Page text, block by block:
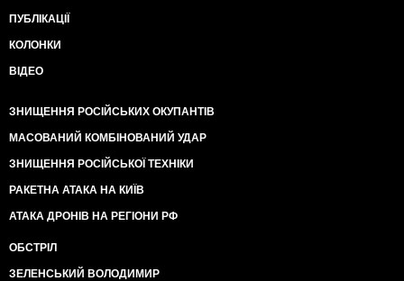
ПУБЛІКАЦІЇ
КОЛОНКИ
ВІДЕО
ЗНИЩЕННЯ РОСІЙСЬКИХ ОКУПАНТІВ
МАСОВАНИЙ КОМБІНОВАНИЙ УДАР
ЗНИЩЕННЯ РОСІЙСЬКОЇ ТЕХНІКИ
РАКЕТНА АТАКА НА КИЇВ
АТАКА ДРОНІВ НА РЕГІОНИ РФ
ОБСТРІЛ
ЗЕЛЕНСЬКИЙ ВОЛОДИМИР